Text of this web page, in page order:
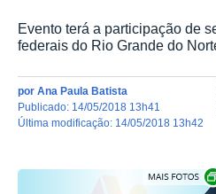
Evento terá a participação de
federais do Rio Grande do
por Ana Paula Batista
publicado: 14/05/2018 13h41
última modificação: 14/05/2018 13h42